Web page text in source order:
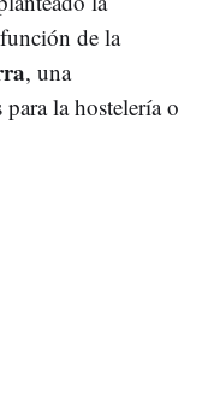
de la
, una
la hostelería o